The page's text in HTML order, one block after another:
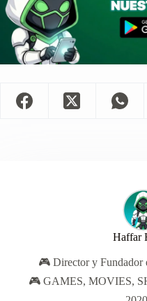
Haffar
🎮 Director y
🎮 GAMES, MOVIES,